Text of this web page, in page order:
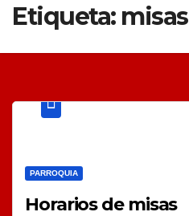
Etiqueta: misas
PARROQUIA
Horarios de misas